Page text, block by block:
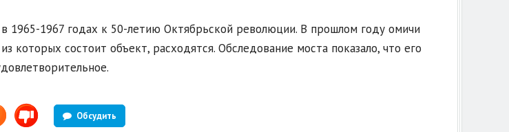
1965-1967 годах к 50-летию Октябрьской революции. В прошлом году омичи
которых состоит объект, расходятся. Обследование моста показало, что его
Обсудить